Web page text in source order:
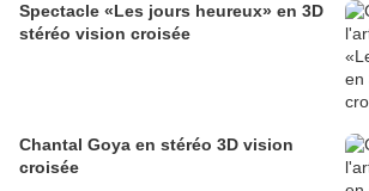
Spectacle «Les jours heureux» en 3D
stéréo vision croisée
Chantal Goya en stéréo 3D vision
croisée